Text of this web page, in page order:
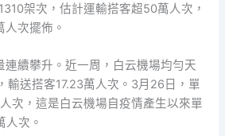
架次，估計運輸搭客超50萬人次，
次擺佈。
連續攀升。近一周，白云機場均勻天
輸送搭客17.23萬人次。3月26日，單
次，這是白云機場自疫情產生以來單
人次。